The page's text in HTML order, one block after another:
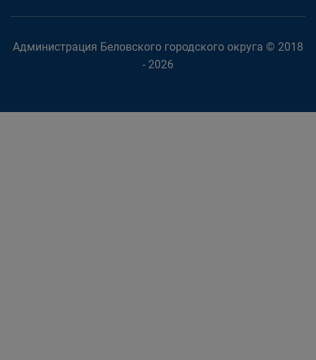
Администрация Беловского городского округа © 2018
- 2026